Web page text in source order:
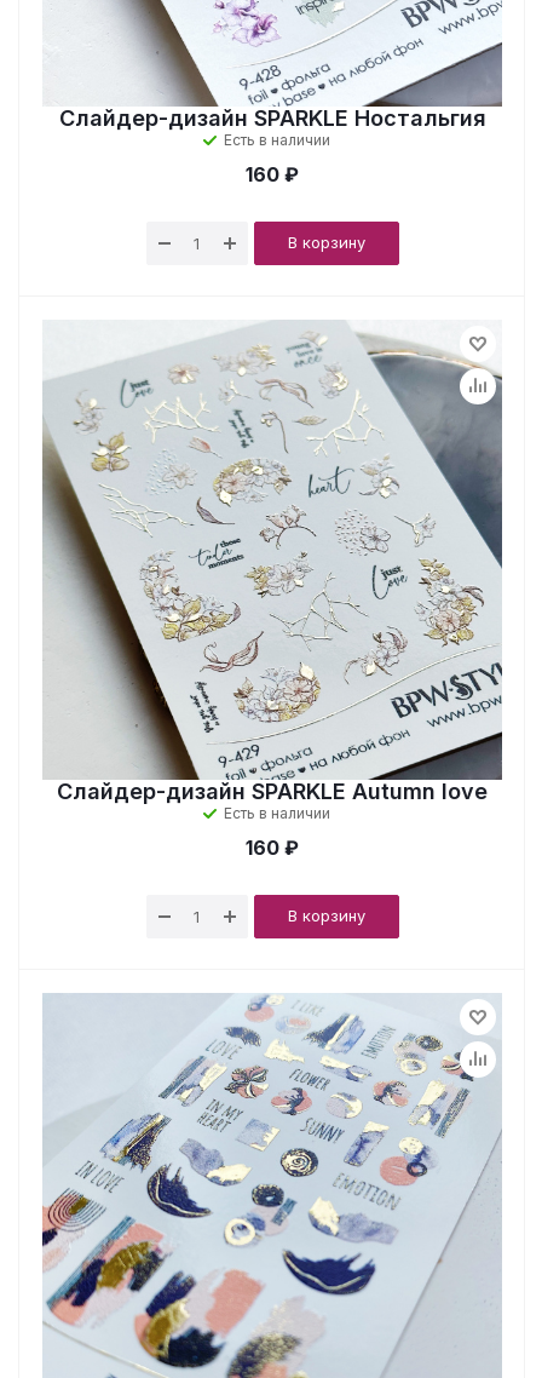
Слайдер-дизайн SPARKLE Ностальгия
Есть в наличии
160 ₽
В корзину
Слайдер-дизайн SPARKLE Autumn love
Есть в наличии
160 ₽
В корзину